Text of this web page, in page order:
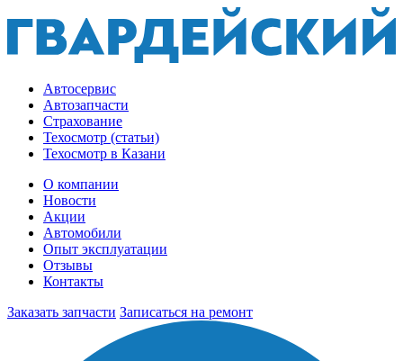
Автосервис
Автозапчасти
Страхование
Техосмотр (статьи)
Техосмотр в Казани
О компании
Новости
Акции
Автомобили
Опыт эксплуатации
Отзывы
Контакты
Заказать запчасти Записаться на ремонт